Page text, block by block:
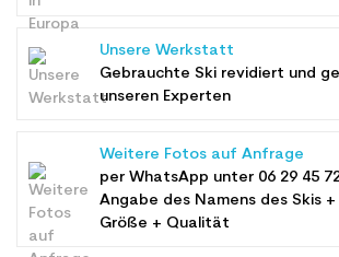
Unsere Werkstatt
Gebrauchte Ski revidiert und
unseren Experten
Weitere Fotos auf Anfrage
per WhatsApp unter 06 29 45
Angabe des Namens des Skis
Größe + Qualität